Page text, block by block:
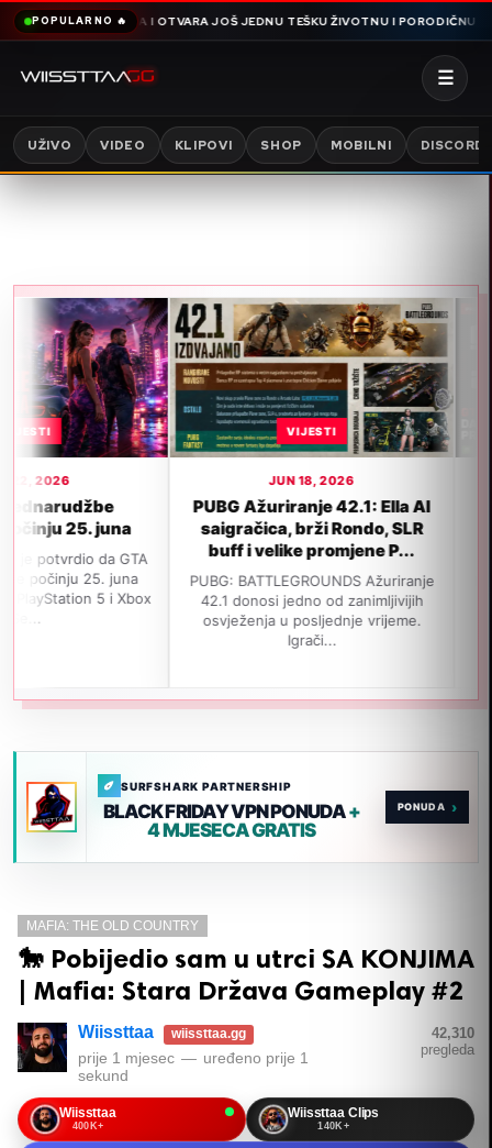
POPULARNO 🔥
SNIMA OMERA I OTVARA JOŠ JEDNU TEŠKU ŽIVOTNU I PORODIČNU PRIČU
☰
UŽIVO VIDEO KLIPOVI SHOP MOBILNI DISCORD
juna
da GTA
25. juna
5 i Xbox
VIJESTI
JUN 18, 2026
PUBG Ažuriranje 42.1: Ella AI
saigračica, brži Rondo, SLR
buff i velike promjene P...
PUBG: BATTLEGROUNDS Ažuriranje
42.1 donosi jedno od zanimljivijih
osvježenja u posljednje vrijeme.
GTA 6
izlaska u
Navodno je
izađe 19.
jedan
SURFSHARK PARTNERSHIP
BLACK FRIDAY VPN PONUDA+
4 MJESECA GRATIS
›
MAFIA: THE OLD COUNTRY
🐎 Pobijedio sam u utrci SA KONJIMA
| Mafia: Stara Država Gameplay #2
Wiissttaa wiissttaa.gg
prije 1 mjesec — uređeno prije 1
sekund
42,310
pregleda
Wiissttaa
400K+
Wiissttaa Clips
140K+